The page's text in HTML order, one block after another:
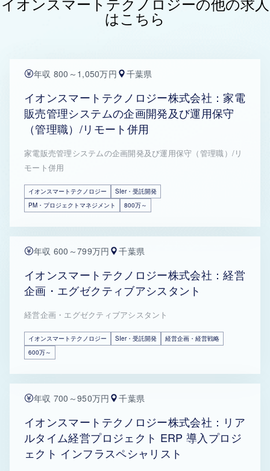
はこちら
年収 800～1,050万円 千葉県
イオンスマートテクノロジー株式会社：家電
販売管理システムの企画開発及び運用保守
（管理職）/リモート併用
家電販売管理システムの企画開発及び運用保守（管理職）/リ
モート併用
イオンスマートテクノロジー
SIer・受託開発
PM・プロジェクトマネジメント
800万～
年収 600～799万円 千葉県
イオンスマートテクノロジー株式会社：経営
企画・エグゼクティブアシスタント
経営企画・エグゼクティブアシスタント
イオンスマートテクノロジー SIer・受託開発
経営企画・経営戦略
600万～
年収 700～950万円 千葉県
イオンスマートテクノロジー株式会社：リア
ルタイム経営プロジェクト ERP 導入プロジ
ェクト インフラスペシャリスト